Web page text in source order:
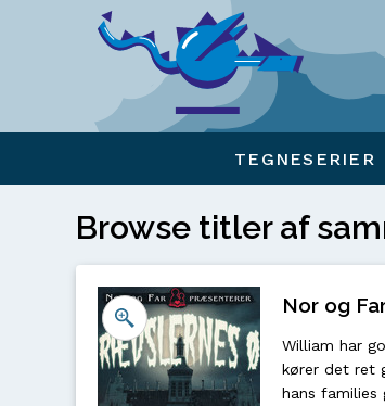
TEGNESERIER
Browse titler af
Nor og
William har
kører det ret
hans families
Viser overlay for indkøbskurv